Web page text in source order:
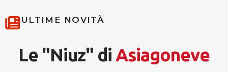
ULTIME NOVITÀ
Le "Niuz" di Asiagoneve